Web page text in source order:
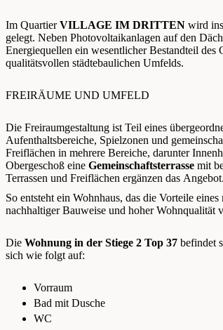
Im QuartierVILLAGE IM DRITTEN wird
gelegt. Neben Photovoltaikanlagen auf den
Energiequellen ein wesentlicher Bestandteil des
qualitätsvollen städtebaulichen Umfelds.
FREIRÄUME UND UMFELD
Die Freiraumgestaltung ist Teil eines
Aufenthaltsbereiche, Spielzonen und
Freiflächen in mehrere Bereiche, darunter
Obergeschoß eine Gemeinschaftsterrasse mit
Terrassen und Freiflächen ergänzen das Angebot.
So entsteht ein Wohnhaus, das die Vorteile
nachhaltiger Bauweise und hoher Wohnqualität
Die Wohnung in der Stiege 2 Top 37 befindet
sich wie folgt auf:
Vorraum
Bad mit Dusche
WC